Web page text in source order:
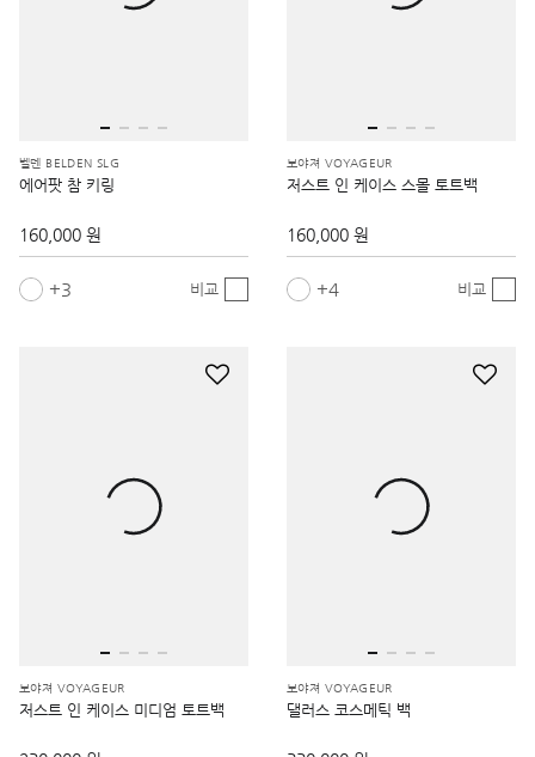
벨덴 BELDEN SLG
에어팟 참 키링
160,000 원
3 비교
보야져 VOYAGEUR
저스트 인 케이스 스몰 토트백
160,000 원
4 비교
보야져 VOYAGEUR
저스트 인 케이스 미디엄 토트백
보야져 VOYAGEUR
댈러스 코스메틱 백